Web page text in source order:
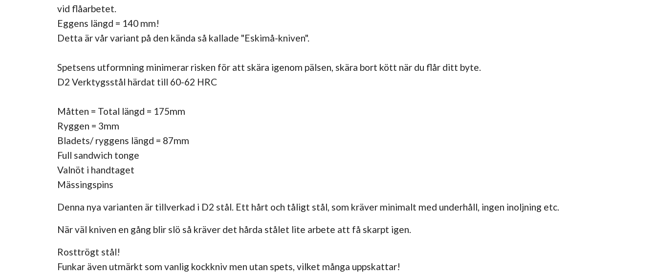
vid flåarbetet.
Eggens längd = 140 mm!
Detta är vår variant på den kända så kallade "Eskimå-kniven".
Spetsens utformning minimerar risken för att skära igenom pälsen, skära bort kött när du flår ditt byte.
D2 Verktygsstål härdat till 60-62 HRC
Måtten = Total längd = 175mm
Ryggen = 3mm
Bladets/ ryggens längd = 87mm
Full sandwich tonge
Valnöt i handtaget
Mässingspins
Denna nya varianten är tillverkad i D2 stål. Ett hårt och tåligt stål, som kräver minimalt med underhåll, ingen inoljning etc.
När väl kniven en gång blir slö så kräver det hårda stålet lite arbete att få skarpt igen.
Rosttrögt stål!
Funkar även utmärkt som vanlig kockkniv men utan spets, vilket många uppskattar!